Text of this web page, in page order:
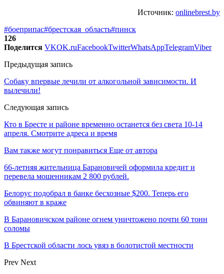
Источник: onlinebrest.by
#боеприпас#брестская_область#пинск
126
Поделится VKOK.ruFacebookTwitterWhatsAppTelegramViber
Предыдущая запись
Собаку впервые лечили от алкогольной зависимости. И
вылечили!
Следующая запись
Кто в Бресте и районе временно останется без света 10-14
апреля. Смотрите адреса и время
Вам также могут понравиться Еще от автора
66-летняя жительница Барановичей оформила кредит и
перевела мошенникам 2 800 рублей.
Белорус подобрал в банке бесхозные $200. Теперь его
обвиняют в краже
В Барановичском районе огнем уничтожено почти 60 тонн
соломы
В Брестской области лось увяз в болотистой местности
Prev Next